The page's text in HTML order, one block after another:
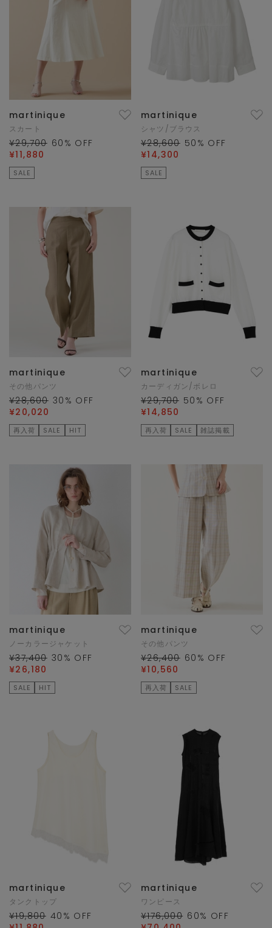
martinique
スカート
¥29,700 60 % OFF
¥11,880
SALE
martinique
シャツ/ブラウス
¥28,600 50 % OFF
¥14,300
SALE
martinique
その他パンツ
¥28,600 30 % OFF
¥20,020
再入荷 SALE HIT
martinique
カーディガン/ボレロ
¥29,700 50 % OFF
¥14,850
再入荷 SALE 雑誌掲載
martinique
ノーカラージャケット
¥37,400 30 % OFF
¥26,180
SALE HIT
martinique
その他パンツ
¥26,400 60 % OFF
¥10,560
再入荷 SALE
martinique
タンクトップ
¥19,800 40 % OFF
martinique
ワンピース
¥176,000 60% OFF